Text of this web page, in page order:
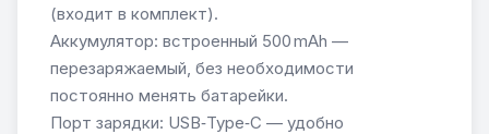
(входит в комплект).
Аккумулятор: встроенный 500 mAh —
перезаряжаемый, без необходимости
постоянно менять батарейки.
Порт зарядки: USB‑Type‑C — удобно